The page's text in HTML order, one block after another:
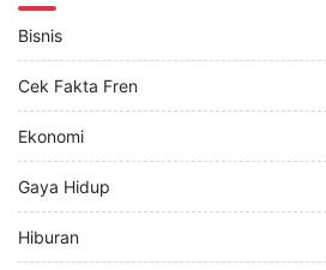
Bisnis
Cek Fakta Fren
Ekonomi
Gaya Hidup
Hiburan